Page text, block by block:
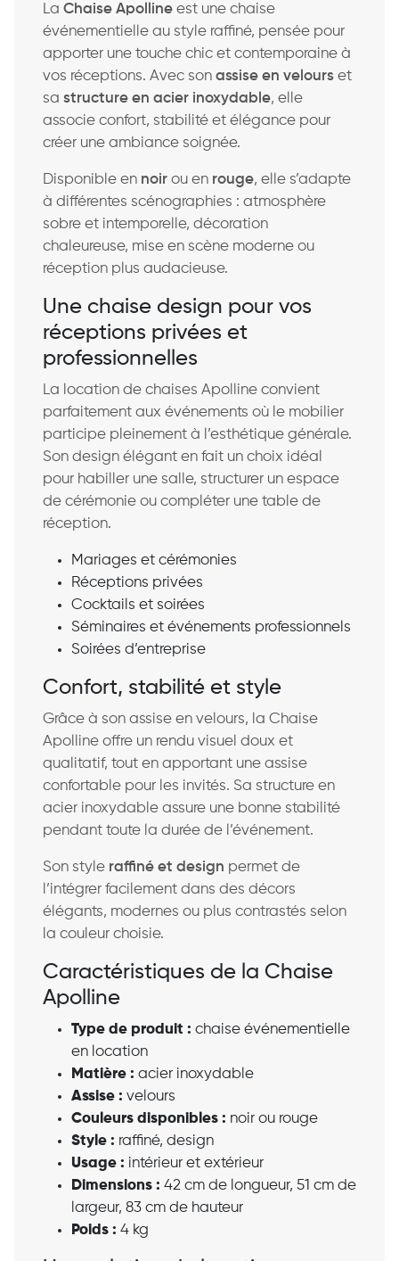
La Chaise Apolline est une chaise
événementielle au style raffiné, pensée pour
apporter une touche chic et contemporaine à
vos réceptions. Avec son assise en velours et
sa structure en acier inoxydable, elle
associe confort, stabilité et élégance pour
créer une ambiance soignée.
Disponible en noir ou en rouge, elle s’adapte
à différentes scénographies : atmosphère
sobre et intemporelle, décoration
chaleureuse, mise en scène moderne ou
réception plus audacieuse.
Une chaise design pour vos
réceptions privées et
professionnelles
La location de chaises Apolline convient
parfaitement aux événements où le mobilier
participe pleinement à l’esthétique générale.
Son design élégant en fait un choix idéal
pour habiller une salle, structurer un espace
de cérémonie ou compléter une table de
réception.
Mariages et cérémonies
Réceptions privées
Cocktails et soirées
Séminaires et événements professionnels
Soirées d’entreprise
Confort, stabilité et style
Grâce à son assise en velours, la Chaise
Apolline offre un rendu visuel doux et
qualitatif, tout en apportant une assise
confortable pour les invités. Sa structure en
acier inoxydable assure une bonne stabilité
pendant toute la durée de l’événement.
Son style raffiné et design permet de
l’intégrer facilement dans des décors
élégants, modernes ou plus contrastés selon
la couleur choisie.
Caractéristiques de la Chaise
Apolline
Type de produit : chaise événementielle
en location
Matière : acier inoxydable
Assise : velours
Couleurs disponibles : noir ou rouge
Style : raffiné, design
Usage : intérieur et extérieur
Dimensions : 42 cm de longueur, 51 cm de
largeur, 83 cm de hauteur
Poids : 4 kg